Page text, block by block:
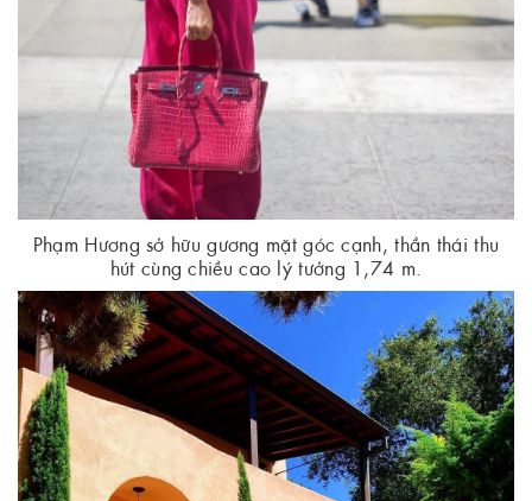
Phạm Hương sở hữu gương mặt góc cạnh, thần thái thu
hút cùng chiều cao lý tưởng 1,74 m.